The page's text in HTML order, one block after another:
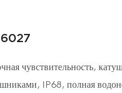
чувствительность,
IP68, полная